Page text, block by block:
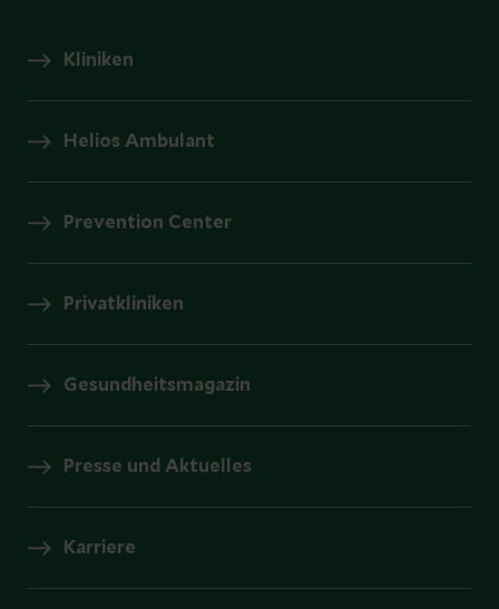
Kliniken
Helios Ambulant
Prevention Center
Privatkliniken
Gesundheitsmagazin
Presse und Aktuelles
Karriere